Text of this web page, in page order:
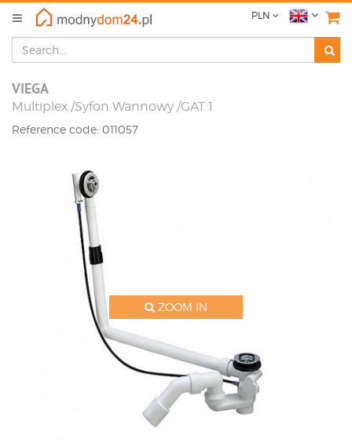
PLN
VIEGA
Multiplex /Syfon Wannowy /GAT 1
Reference code: 011057
ZOOM IN